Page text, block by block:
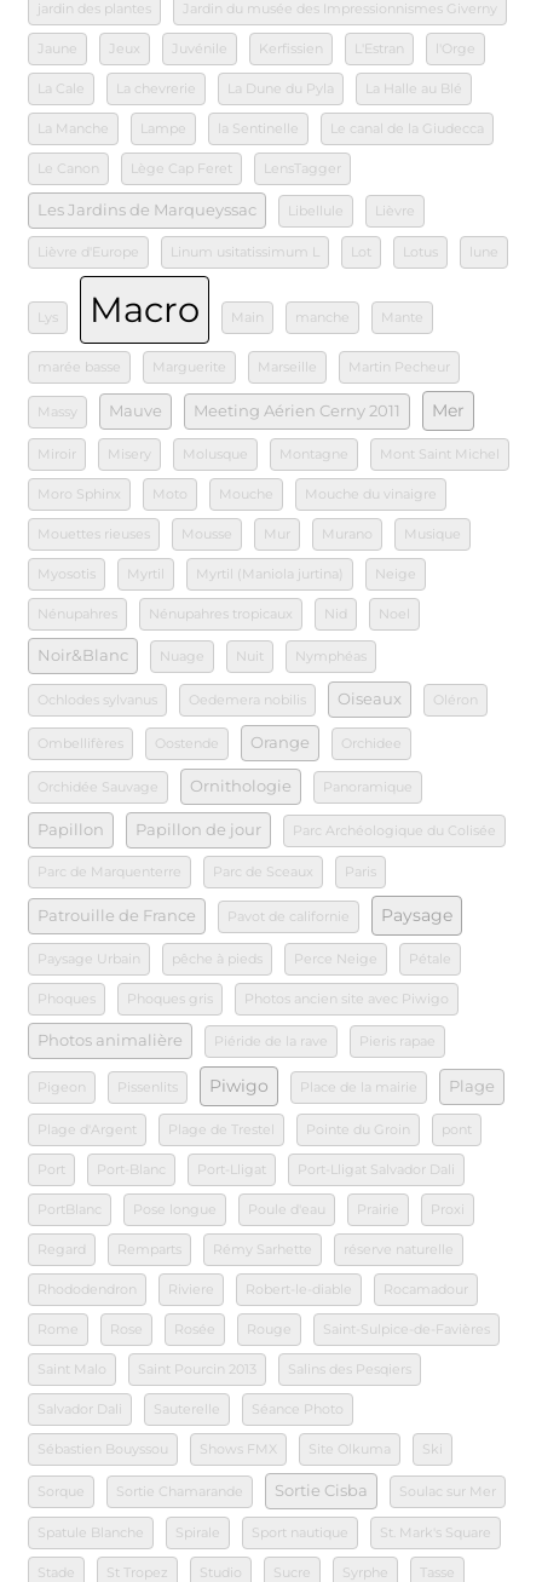
jardin des plantes Jardin du musée des Impressionnismes Giverny
Jaune Jeux Juvénile Kerfissien L'Estran l'Orge
La Cale La chevrerie La Dune du Pyla La Halle au Blé
La Manche Lampe la Sentinelle Le canal de la Giudecca
Le Canon Lège Cap Feret LensTagger
Les Jardins de Marqueyssac Libellule Lièvre
Lièvre d'Europe Linum usitatissimum L Lot Lotus lune
Lys Macro Main manche Mante
marée basse Marguerite Marseille Martin Pecheur
Massy Mauve Meeting Aérien Cerny 2011 Mer
Miroir Misery Molusque Montagne Mont Saint Michel
Moro Sphinx Moto Mouche Mouche du vinaigre
Mouettes rieuses Mousse Mur Murano Musique
Myosotis Myrtil Myrtil (Maniola jurtina) Neige
Nénupahres Nénupahres tropicaux Nid Noel
Noir&Blanc Nuage Nuit Nymphéas
Ochlodes sylvanus Oedemera nobilis Oiseaux Oléron
Ombellifères Oostende Orange Orchidee
Orchidée Sauvage Ornithologie Panoramique
Papillon Papillon de jour Parc Archéologique du Colisée
Parc de Marquenterre Parc de Sceaux Paris
Patrouille de France Pavot de californie Paysage
Paysage Urbain pêche à pieds Perce Neige Pétale
Phoques Phoques gris Photos ancien site avec Piwigo
Photos animalière Piéride de la rave Pieris rapae
Pigeon Pissenlits Piwigo Place de la mairie Plage
Plage d'Argent Plage de Trestel Pointe du Groin pont
Port Port-Blanc Port-Lligat Port-Lligat Salvador Dali
PortBlanc Pose longue Poule d'eau Prairie Proxi
Regard Remparts Rémy Sarhette réserve naturelle
Rhododendron Riviere Robert-le-diable Rocamadour
Rome Rose Rosée Rouge Saint-Sulpice-de-Favières
Saint Malo Saint Pourcin 2013 Salins des Pesqiers
Salvador Dali Sauterelle Séance Photo
Sébastien Bouyssou Shows FMX Site Olkuma Ski
Sorque Sortie Chamarande Sortie Cisba Soulac sur Mer
Spatule Blanche Spirale Sport nautique St. Mark's Square
Stade St Tropez Studio Sucre Syrphe Tasse